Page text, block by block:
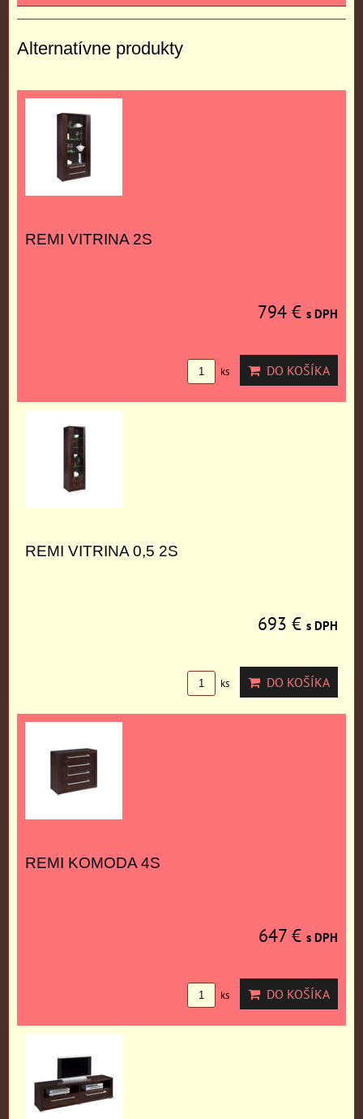
Alternatívne produkty
REMI VITRINA 2S
794 € s DPH
ks DO KOŠÍKA
REMI VITRINA 0,5 2S
693 € s DPH
ks DO KOŠÍKA
REMI KOMODA 4S
647 € s DPH
ks DO KOŠÍKA